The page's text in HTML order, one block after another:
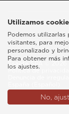
Esaote SPA © 2026
Política de
Utilizamos
Podemos utilizarlas
visitantes, para
personalizado y
Para obtener más
los ajustes.
No,